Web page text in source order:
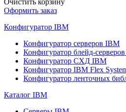
Очистить корзину
Оформить заказ
Конфигуратор IBM
Конфигуратор серверов IBM
Конфигуратор блейд-
Конфигуратор СХД IBM
Конфигуратор IBM Flex
Конфигуратор ленточных
Каталог IBM